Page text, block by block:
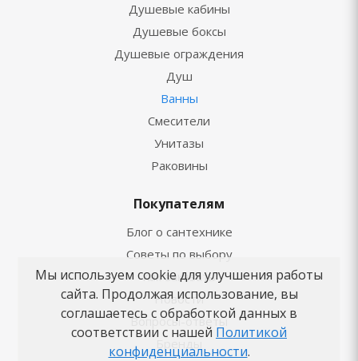
Душевые кабины
Душевые боксы
Душевые ограждения
Душ
Ванны
Смесители
Унитазы
Раковины
Покупателям
Блог о сантехнике
Советы по выбору
Как заказать
Новости
Вопросы-ответы
Мы используем cookie для улучшения работы
сайта. Продолжая использование, вы
соглашаетесь с обработкой данных в
соответствии с нашей Политикой
конфиденциальности.